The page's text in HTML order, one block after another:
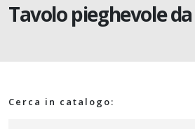
Tavolo pieghevole
Cerca in catalogo: